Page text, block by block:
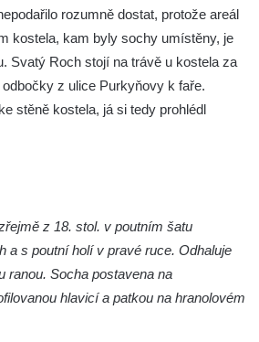
v ZOO Hluboká
v ZOO Hluboká
v ZOO Hluboká
v ZOO Hluboká
Hluboká
Hluboká
Hluboká
v ZOO Hluboká
rozumně dostat, protože areál
kostela, kam byly sochy umístěny, je
Svatý Roch stojí na trávě u kostela za
z ulice Purkyňovy k faře.
stěně kostela, já si tedy prohlédl
z 18. stol. v poutním šatu
a s poutní holí v pravé ruce. Odhaluje
ranou. Socha postavena na
hlavicí a patkou na hranolovém